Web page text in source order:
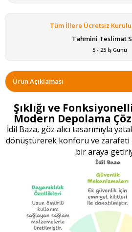
Tüm İllere Ücretsiz
Tahmini Teslimat
5 - 25 İş Günü
Ürün Açıklaması
Şıklığı ve
Modern Depolama
İdil Baza, göz alıcı tasarımıyla
dönüştürerek konforu ve zarafeti
bir araya